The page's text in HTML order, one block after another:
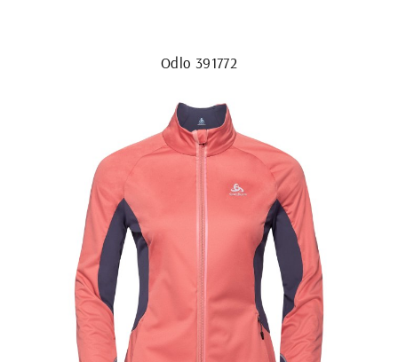
Odlo 391772